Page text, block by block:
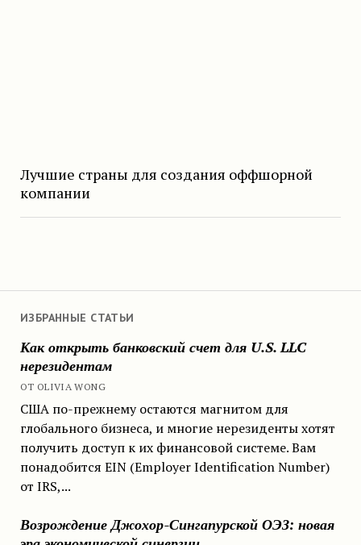
ИЗБРАННЫЕ СТАТЬИ
Как открыть банковский счет для U.S. LLC
нерезидентам
ОТ OLIVIA WONG
США по-прежнему остаются магнитом для
глобального бизнеса, и многие нерезиденты хотят
получить доступ к их финансовой системе. Вам
понадобится EIN (Employer Identification Number)
от IRS,...
Возрождение Джохор-Сингапурской ОЭЗ: новая
Лучшие страны для создания оффшорной
компании